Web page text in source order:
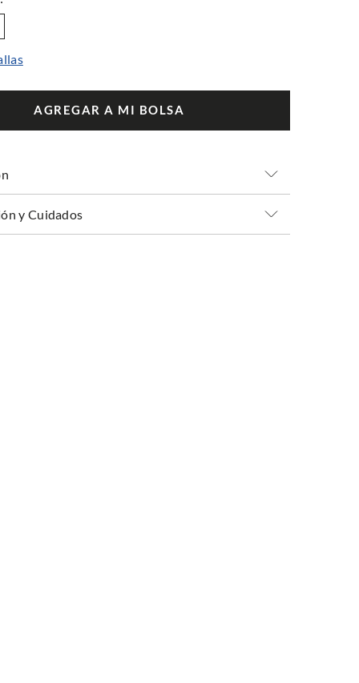
AGREGAR A MI BOLSA
y Cuidados